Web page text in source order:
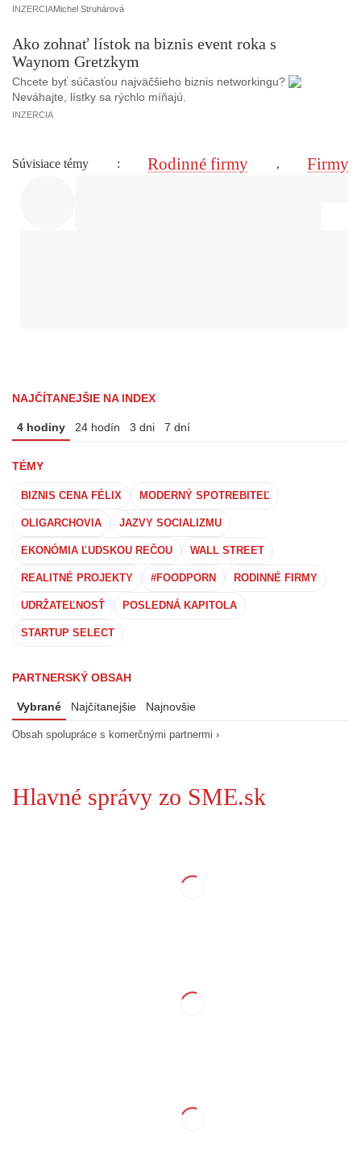
INZERCIAMichel Struhárová
Ako zohnať lístok na biznis event roka s
Waynom Gretzkym
Chcete byť súčasťou najväčšieho biznis networkingu?
Neváhajte, lístky sa rýchlo míňajú.
INZERCIA
Súvisiace témy : Rodinné firmy , Firmy
NAJČÍTANEJŠIE NA INDEX
4 hodiny 24 hodín 3 dni 7 dní
TÉMY
BIZNIS CENA FÉLIX MODERNÝ SPOTREBITEĽ
OLIGARCHOVIA JAZVY SOCIALIZMU
EKONÓMIA ĽUDSKOU REČOU WALL STREET
REALITNÉ PROJEKTY #FOODPORN RODINNÉ FIRMY
UDRŽATEĽNOSŤ POSLEDNÁ KAPITOLA
STARTUP SELECT
PARTNERSKÝ OBSAH
Vybrané Najčítanejšie Najnovšie
Obsah spolupráce s komerčnými partnermi ›
Hlavné správy zo SME.sk